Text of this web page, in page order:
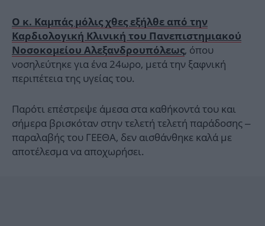
Ο κ. Καμπάς μόλις χθες εξήλθε από την
Καρδιολογική Κλινική του Πανεπιστημιακού
Νοσοκομείου Αλεξανδρουπόλεως, όπου
νοσηλεύτηκε για ένα 24ωρο, μετά την ξαφνική
περιπέτεια της υγείας του.
Παρότι επέστρεψε άμεσα στα καθήκοντά του και
σήμερα βρισκόταν στην τελετή τελετή παράδοσης –
παραλαβής του ΓΕΕΘΑ, δεν αισθάνθηκε καλά με
αποτέλεσμα να αποχωρήσει.